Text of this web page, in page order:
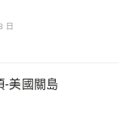
日
-美國關島